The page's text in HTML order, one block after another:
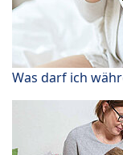
Was darf ich